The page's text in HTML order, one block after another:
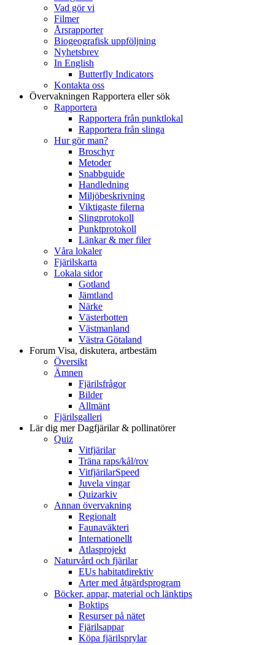
Vad gör vi
Filmer
Årsrapporter
Biogeografisk uppföljning
Nyhetsbrev
In English
Butterfly Indicators
Kontakta oss
Övervakningen Rapportera eller sök
Rapportera
Rapportera från punktlokal
Rapportera från slinga
Hur gör man?
Broschyr
Metoder
Snabbguide
Handledning
Miljöbeskrivning
Viktigaste filerna
Slingprotokoll
Punktprotokoll
Länkar & mer filer
Våra lokaler
Fjärilskarta
Lokala sidor
Gotland
Jämtland
Närke
Västerbotten
Västmanland
Västra Götaland
Forum Visa, diskutera, artbestäm
Översikt
Ämnen
Fjärilsfrågor
Bilder
Allmänt
Fjärilsgalleri
Lär dig merDagfjärilar & pollinatörer
Quiz
Vitfjärilar
Träna raps/kål/rov
VitfjärilarSpeed
Juvela vingar
Quizarkiv
Annan övervakning
Regionalt
Faunaväkteri
Internationellt
Atlasprojekt
Naturvård och fjärilar
EUs habitatdirektiv
Arter med åtgärdsprogram
Böcker, appar, material och länktips
Boktips
Resurser på nätet
Fjärilsappar
Köpa fjärilsprylar